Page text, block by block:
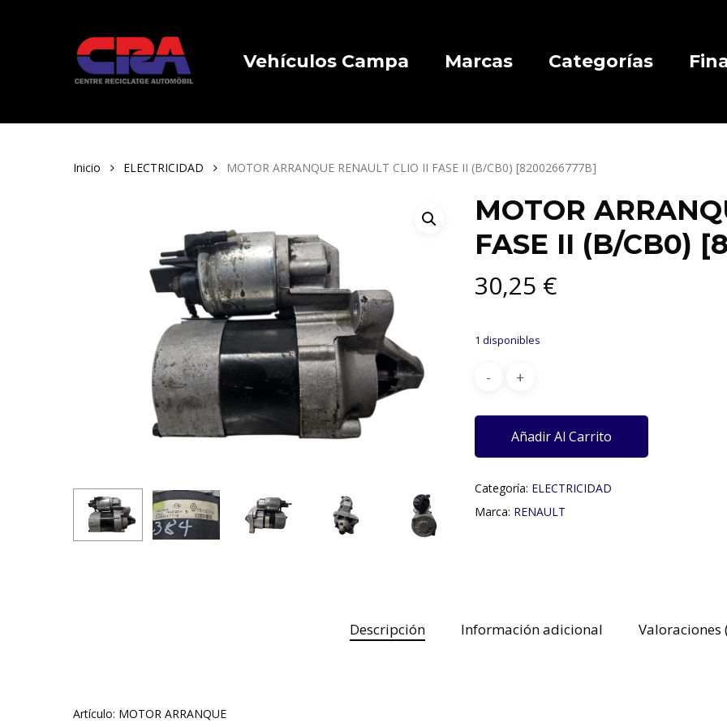
Vehículos Campa Marcas Categorías
Inicio ELECTRICIDAD MOTOR ARRANQUE RENAULT CLIO II FASE II (B/CB0) [8200266777B]
MOTOR
FASE II (B/CB0)
30,25 €
1 disponibles
Añadir Al Carrito
Categoría: ELECTRICIDAD
Marca: RENAULT
Descripción Información adicional Valoraciones
Artículo: MOTOR ARRANQUE